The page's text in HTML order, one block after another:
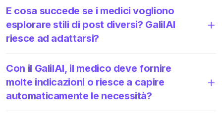
E cosa succede se i medici vogliono
esplorare stili di post diversi? GalilAI
riesce ad adattarsi?
Con il GalilAI, il medico deve fornire
molte indicazioni o riesce a capire
automaticamente le necessità?